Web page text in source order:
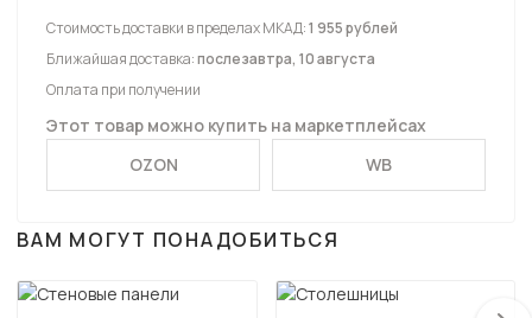
Стоимость доставки в пределах МКАД:1 955 рублей
Ближайшая доставка:послезавтра, 10 августа
Оплата при получении
Этот товар можно купить на маркетплейсах
OZON
WB
ВАМ МОГУТ ПОНАДОБИТЬСЯ